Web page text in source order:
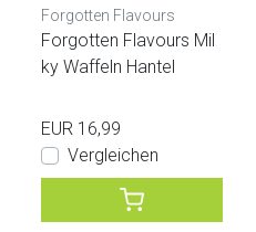
Forgotten Flavours
Forgotten Flavours Mil
ky Waffeln Hantel
EUR 16,99
Vergleichen